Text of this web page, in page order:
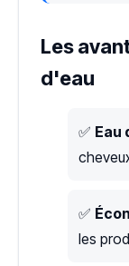
Les
d'eau
✅ Eau
✅
les